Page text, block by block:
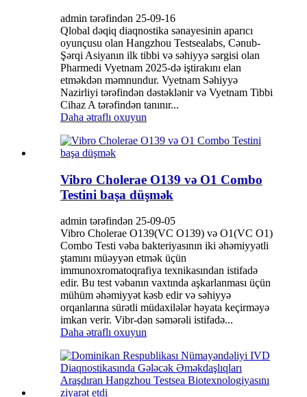
admin tərəfindən 25-09-16
Qlobal dəqiq diaqnostika sənayesinin aparıcı
oyunçusu olan Hangzhou Testsealabs, Cənub-
Şərqi Asiyanın ilk tibbi və səhiyyə sərgisi olan
Pharmedi Vyetnam 2025-də iştirakını elan
etməkdən məmnundur. Vyetnam Səhiyyə
Nazirliyi tərəfindən dəstəklənir və Vyetnam Tibbi
Cihaz A tərəfindən tanınır...
Daha ətraflı oxuyun
Vibro Cholerae O139 və O1 Combo
Testini başa düşmək
admin tərəfindən 25-09-05
Vibro Cholerae O139(VC O139) və O1(VC O1)
Combo Testi vəba bakteriyasının iki əhəmiyyətli
ştamını müəyyən etmək üçün
immunoxromatoqrafiya texnikasından istifadə
edir. Bu test vəbanın vaxtında aşkarlanması üçün
mühüm əhəmiyyət kəsb edir və səhiyyə
orqanlarına sürətli müdaxilələr həyata keçirməyə
imkan verir. Vibr-dən səmərəli istifadə...
Daha ətraflı oxuyun